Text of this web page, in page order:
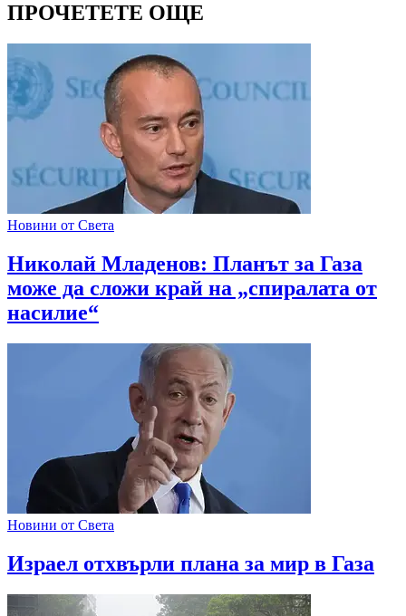
ПРОЧЕТЕТЕ ОЩЕ
Новини от Света
Николай Младенов: Планът за Газа
може да сложи край на „спиралата от
насилие“
Новини от Света
Израел отхвърли плана за мир в Газа